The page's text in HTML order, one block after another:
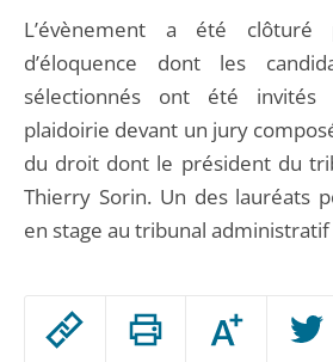
Passer
Augmenter
ou
L’évènement a été clôturé
d’éloquence dont les
sélectionnés ont été
plaidoirie devant un jury
du droit dont le président du
Thierry Sorin. Un des lauréats
en stage au tribunal